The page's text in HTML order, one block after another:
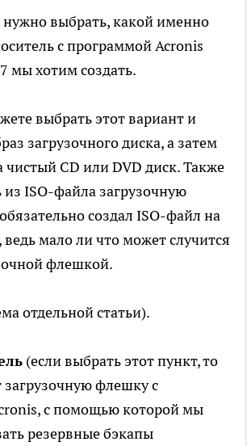
выбрать, какой именно
с программой Acronis
мы хотим создать.
выбрать этот вариант и
загрузочного диска, а затем
чистый CD или DVD диск. Также
ISO-файла загрузочную
создал ISO-файл на
ведь мало ли что может случится
флешкой.
отдельной статьи).
(если выбрать этот пункт, то
загрузочную флешку с
с помощью которой мы
резервные бэкапы